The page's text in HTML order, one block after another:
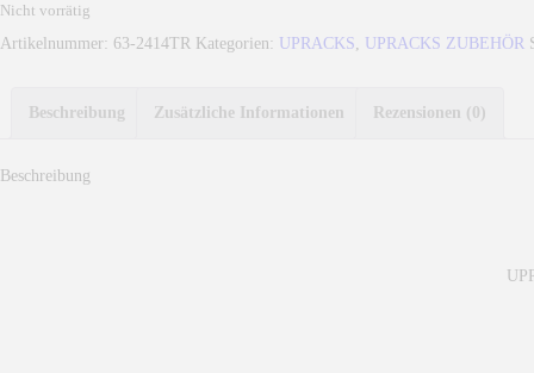
Nicht vorrätig
Artikelnummer: 63-2414TR Kategorien: UPRACKS, UPRACKS ZUBEHÖR
Beschreibung Zusätzliche Informationen Rezensionen (0)
Beschreibung